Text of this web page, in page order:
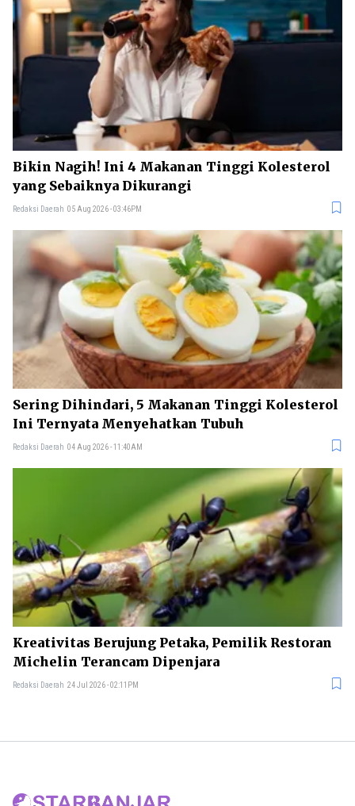
Bikin Nagih! Ini 4 Makanan Tinggi Kolesterol
yang Sebaiknya Dikurangi
Redaksi Daerah 05 Aug 2026 - 03:46PM
Sering Dihindari, 5 Makanan Tinggi Kolesterol
Ini Ternyata Menyehatkan Tubuh
Redaksi Daerah 04 Aug 2026 - 11:40AM
Kreativitas Berujung Petaka, Pemilik Restoran
Michelin Terancam Dipenjara
Redaksi Daerah 24 Jul 2026 - 02:11PM